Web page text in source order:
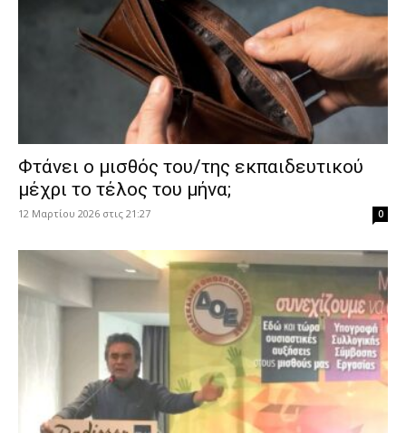
Φτάνει ο μισθός του/της εκπαιδευτικού
μέχρι το τέλος του μήνα;
12 Μαρτίου 2026 στις 21:27 0